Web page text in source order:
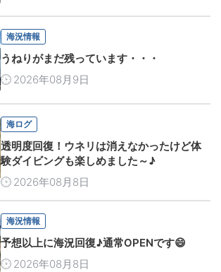
海況情報
うねりがまだ残っています・・・
2026年08月9日
海ログ
透明度回復！ウネリは消えなかったけど体
験ダイビングも楽しめました～♪
2026年08月8日
海況情報
予想以上に海況回復♪通常OPENです😄
2026年08月8日